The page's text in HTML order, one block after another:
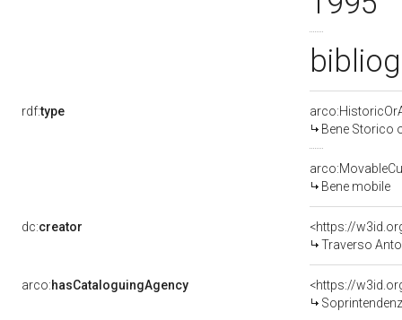
rdf:type
Bene Storico
Bene mobile
dc:creator
<https://
Traverso
arco:hasCataloguingAgency
<https://